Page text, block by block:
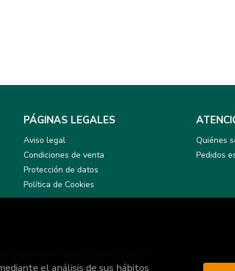
PÁGINAS LEGALES
Aviso legal
Condiciones de venta
Protección de datos
Política de Cookies
Quiénes
Pedidos
el análisis de sus hábitos